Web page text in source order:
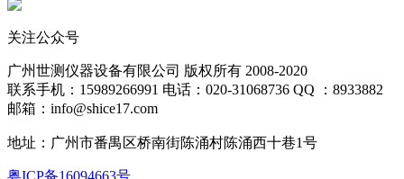
关注公众号
广州世测仪器设备有限公司 版权所有 2008-2020
联系手机：15989266991 电话：020-31068736 QQ ：8933882
邮箱：info@shice17.com
地址： 广州市番禺区桥南街陈涌村陈涌西十巷1号